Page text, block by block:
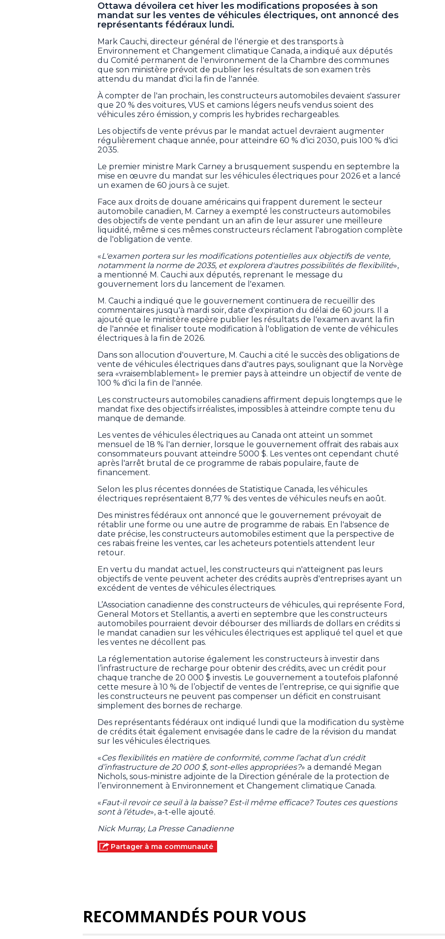
Ottawa dévoilera cet hiver les modifications proposées à son
mandat sur les ventes de véhicules électriques, ont annoncé des
représentants fédéraux lundi.
Mark Cauchi, directeur général de l'énergie et des transports à
Environnement et Changement climatique Canada, a indiqué aux députés
du Comité permanent de l'environnement de la Chambre des communes
que son ministère prévoit de publier les résultats de son examen très
attendu du mandat d'ici la fin de l'année.
À compter de l'an prochain, les constructeurs automobiles devaient s'assurer
que 20 % des voitures, VUS et camions légers neufs vendus soient des
véhicules zéro émission, y compris les hybrides rechargeables.
Les objectifs de vente prévus par le mandat actuel devraient augmenter
régulièrement chaque année, pour atteindre 60 % d'ici 2030, puis 100 % d'ici
2035.
Le premier ministre Mark Carney a brusquement suspendu en septembre la
mise en œuvre du mandat sur les véhicules électriques pour 2026 et a lancé
un examen de 60 jours à ce sujet.
Face aux droits de douane américains qui frappent durement le secteur
automobile canadien, M. Carney a exempté les constructeurs automobiles
des objectifs de vente pendant un an afin de leur assurer une meilleure
liquidité, même si ces mêmes constructeurs réclament l'abrogation complète
de l'obligation de vente.
«L'examen portera sur les modifications potentielles aux objectifs de vente,
notamment la norme de 2035, et explorera d'autres possibilités de flexibilité»,
a mentionné M. Cauchi aux députés, reprenant le message du
gouvernement lors du lancement de l'examen.
M. Cauchi a indiqué que le gouvernement continuera de recueillir des
commentaires jusqu'à mardi soir, date d'expiration du délai de 60 jours. Il a
ajouté que le ministère espère publier les résultats de l'examen avant la fin
de l'année et finaliser toute modification à l'obligation de vente de véhicules
électriques à la fin de 2026.
Dans son allocution d'ouverture, M. Cauchi a cité le succès des obligations de
vente de véhicules électriques dans d'autres pays, soulignant que la Norvège
sera «vraisemblablement» le premier pays à atteindre un objectif de vente de
100 % d'ici la fin de l'année.
Les constructeurs automobiles canadiens affirment depuis longtemps que le
mandat fixe des objectifs irréalistes, impossibles à atteindre compte tenu du
manque de demande.
Les ventes de véhicules électriques au Canada ont atteint un sommet
mensuel de 18 % l'an dernier, lorsque le gouvernement offrait des rabais aux
consommateurs pouvant atteindre 5000 $. Les ventes ont cependant chuté
après l'arrêt brutal de ce programme de rabais populaire, faute de
financement.
Selon les plus récentes données de Statistique Canada, les véhicules
électriques représentaient 8,77 % des ventes de véhicules neufs en août.
Des ministres fédéraux ont annoncé que le gouvernement prévoyait de
rétablir une forme ou une autre de programme de rabais. En l'absence de
date précise, les constructeurs automobiles estiment que la perspective de
ces rabais freine les ventes, car les acheteurs potentiels attendent leur
retour.
En vertu du mandat actuel, les constructeurs qui n'atteignent pas leurs
objectifs de vente peuvent acheter des crédits auprès d'entreprises ayant un
excédent de ventes de véhicules électriques.
L’Association canadienne des constructeurs de véhicules, qui représente Ford,
General Motors et Stellantis, a averti en septembre que les constructeurs
automobiles pourraient devoir débourser des milliards de dollars en crédits si
le mandat canadien sur les véhicules électriques est appliqué tel quel et que
les ventes ne décollent pas.
La réglementation autorise également les constructeurs à investir dans
l’infrastructure de recharge pour obtenir des crédits, avec un crédit pour
chaque tranche de 20 000 $ investis. Le gouvernement a toutefois plafonné
cette mesure à 10 % de l’objectif de ventes de l’entreprise, ce qui signifie que
les constructeurs ne peuvent pas compenser un déficit en construisant
simplement des bornes de recharge.
Des représentants fédéraux ont indiqué lundi que la modification du système
de crédits était également envisagée dans le cadre de la révision du mandat
sur les véhicules électriques.
«Ces flexibilités en matière de conformité, comme l’achat d’un crédit
d’infrastructure de 20 000 $, sont-elles appropriées?» a demandé Megan
Nichols, sous-ministre adjointe de la Direction générale de la protection de
l’environnement à Environnement et Changement climatique Canada.
«Faut-il revoir ce seuil à la baisse? Est-il même efficace? Toutes ces questions
sont à l’étude», a-t-elle ajouté.
Nick Murray, La Presse Canadienne
Partager à ma communauté
RECOMMANDÉS POUR VOUS